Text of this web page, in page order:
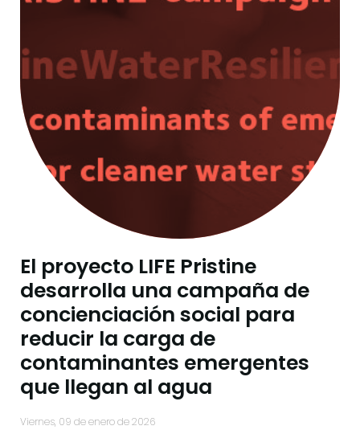
El proyecto LIFE Pristine
desarrolla una campaña de
concienciación social para
reducir la carga de
contaminantes emergentes
que llegan al agua
viernes, 09 de enero de 2026